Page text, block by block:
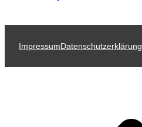
ImpressumDatenschutzerklärung